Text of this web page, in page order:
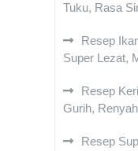
Tuku, Rasa
Resep
Super Lezat,
Resep
Gurih,
Resep